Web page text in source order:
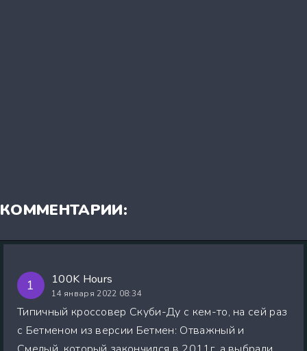
КОММЕНТАРИИ:
1 100K Hours
14 января 2022 08:34
Типичный кроссовер Скуби-Ду с кем-то, на сей раз
с Бетменом из версии Бетмен: Отважный и